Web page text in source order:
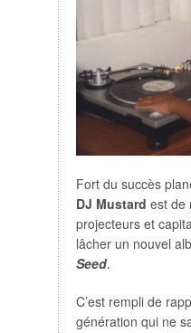
Fort du succès
DJ Mustard est de
projecteurs et
lâcher un nouvel
Seed.
C’est rempli de
génération qui ne